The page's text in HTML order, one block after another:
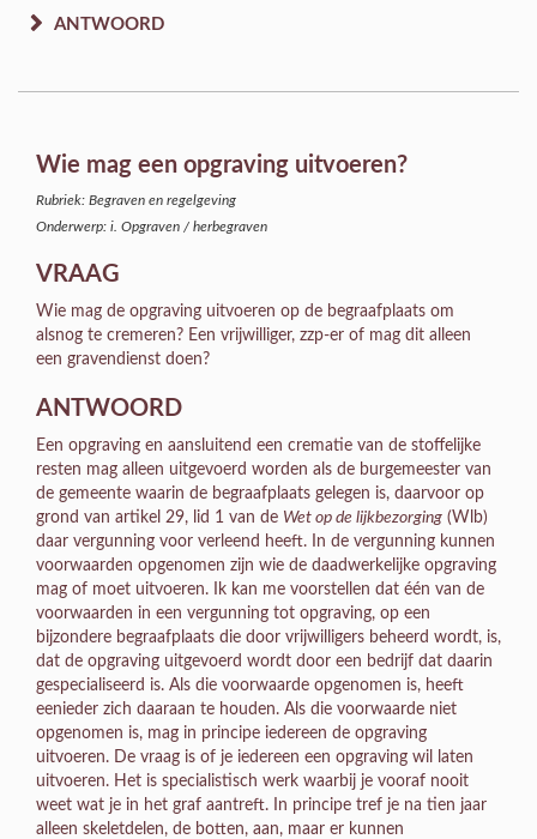
ANTWOORD
Wie mag een opgraving uitvoeren?
Rubriek: Begraven en regelgeving
Onderwerp: i. Opgraven / herbegraven
VRAAG
Wie mag de opgraving uitvoeren op de begraafplaats om
alsnog te cremeren? Een vrijwilliger, zzp-er of mag dit alleen
een gravendienst doen?
ANTWOORD
Een opgraving en aansluitend een crematie van de stoffelijke
resten mag alleen uitgevoerd worden als de burgemeester van
de gemeente waarin de begraafplaats gelegen is, daarvoor op
grond van artikel 29, lid 1 van de Wet op de lijkbezorging (Wlb)
daar vergunning voor verleend heeft. In de vergunning kunnen
voorwaarden opgenomen zijn wie de daadwerkelijke opgraving
mag of moet uitvoeren. Ik kan me voorstellen dat één van de
voorwaarden in een vergunning tot opgraving, op een
bijzondere begraafplaats die door vrijwilligers beheerd wordt, is,
dat de opgraving uitgevoerd wordt door een bedrijf dat daarin
gespecialiseerd is. Als die voorwaarde opgenomen is, heeft
eenieder zich daaraan te houden. Als die voorwaarde niet
opgenomen is, mag in principe iedereen de opgraving
uitvoeren. De vraag is of je iedereen een opgraving wil laten
uitvoeren. Het is specialistisch werk waarbij je vooraf nooit
weet wat je in het graf aantreft. In principe tref je na tien jaar
alleen skeletdelen, de botten, aan, maar er kunnen